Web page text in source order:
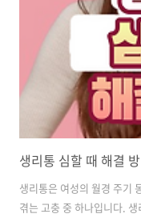
생리통 심할 때 해결
생리통은 여성의 월경 주기
겪는 고충 중 하나입니다.